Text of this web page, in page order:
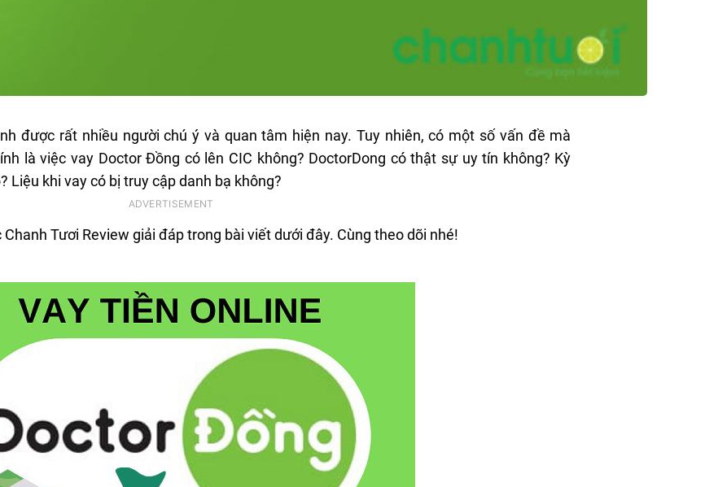
được rất nhiều người chú ý và quan tâm hiện nay. Tuy nhiên, có một số vấn đề mà
là việc vay Doctor Đồng có lên CIC không? DoctorDong có thật sự uy tín không? Kỳ
Liệu khi vay có bị truy cập danh bạ không?
Tươi Review giải đáp trong bài viết dưới đây. Cùng theo dõi nhé!